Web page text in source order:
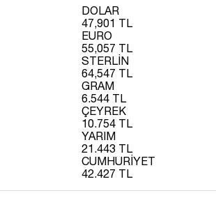
DOLAR
47,901 TL
EURO
55,057 TL
STERLİN
64,547 TL
GRAM
6.544 TL
ÇEYREK
10.754 TL
YARIM
21.443 TL
CUMHURİYET
42.427 TL